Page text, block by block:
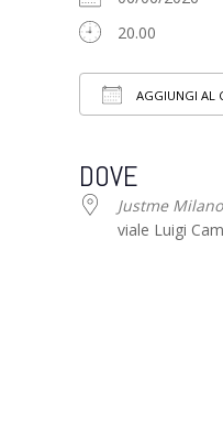
20.00
AGGIUNGI AL
DOVE
Justme Milano
viale Luigi